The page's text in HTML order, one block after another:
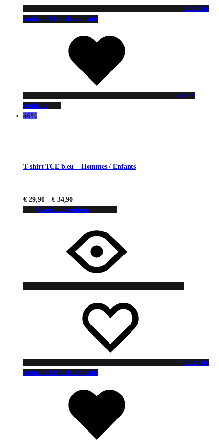
Liste de
souhaits Liste de souhaits
Liste de
souhaits
46%
T-shirt TCE bleu – Hommes / Enfants
€ 29,90 – € 34,90
Choix des options
Liste de
souhaits Liste de souhaits